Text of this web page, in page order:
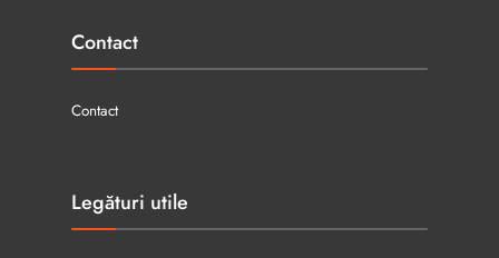
Contact
Contact
Legături utile